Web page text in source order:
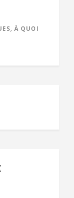
À QUOI